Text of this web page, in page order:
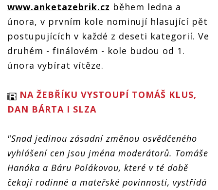
Bárta,
Fixa, Slza
a Ivan
Mládek
točili spot
Bárta,
Vypsaná
Fixa, Slza
a Ivan
točili spot
Žebříku
Bárta,
Vypsaná
Fixa, Slza
a Ivan
točili spot
Bárta,
Vypsaná
Fixa, Slza
a Ivan
Mládek
točili spot
www.anketazebrik.cz během ledna a
února, v prvním kole nominují hlasující pět
postupujících v každé z deseti kategorií. Ve
druhém - finálovém - kole budou od 1.
února vybírat vítěze.
NA ŽEBŘÍKU VYSTOUPÍ TOMÁŠ KLUS,
DAN BÁRTA I SLZA
"Snad jedinou zásadní změnou osvědčeného
vyhlášení cen jsou jména moderátorů. Tomáše
Hanáka a Báru Polákovou, které v té době
čekají rodinné a mateřské povinnosti, vystřídá